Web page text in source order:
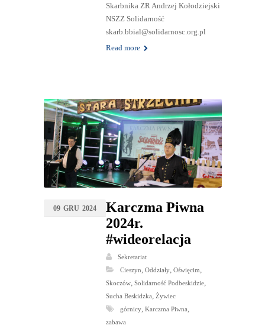
Skarbnika ZR Andrzej Kołodziejski
NSZZ Solidarność
skarb.bbial@solidarnosc.org.pl
Read more
09 GRU 2024
Karczma Piwna
2024r.
#wideorelacja
Sekretariat
Cieszyn, Oddziały, Oświęcim,
Skoczów, Solidarność Podbeskidzie,
Sucha Beskidzka, Żywiec
górnicy, Karczma Piwna,
zabawa